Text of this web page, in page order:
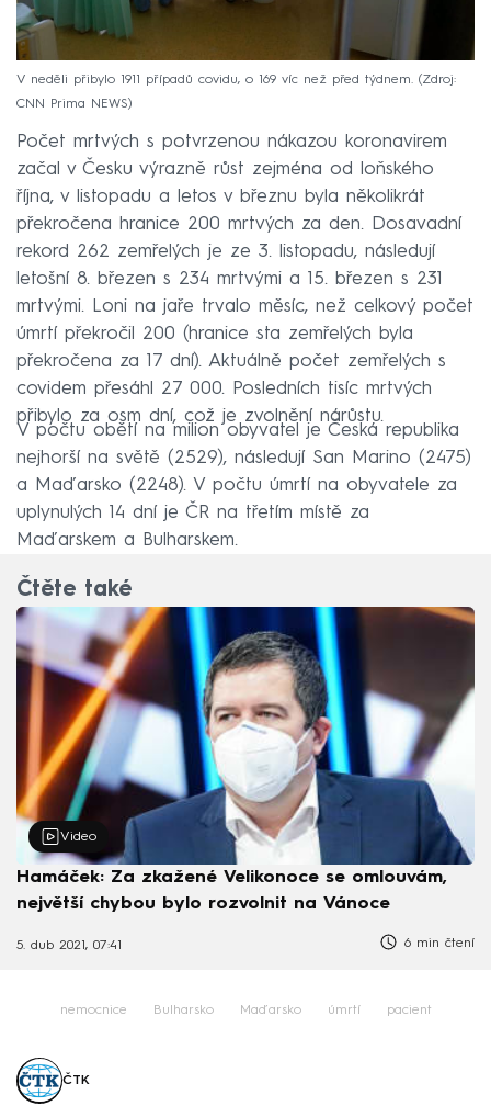
V neděli přibylo 1911 případů covidu, o 169 víc než před týdnem.
Zdroj:
CNN Prima NEWS
Počet mrtvých s potvrzenou nákazou koronavirem
začal v Česku výrazně růst zejména od loňského
října, v listopadu a letos v březnu byla několikrát
překročena hranice 200 mrtvých za den. Dosavadní
rekord 262 zemřelých je ze 3. listopadu, následují
letošní 8. březen s 234 mrtvými a 15. březen s 231
mrtvými. Loni na jaře trvalo měsíc, než celkový počet
úmrtí překročil 200 (hranice sta zemřelých byla
překročena za 17 dní). Aktuálně počet zemřelých s
covidem přesáhl 27 000. Posledních tisíc mrtvých
přibylo za osm dní, což je zvolnění nárůstu.
V počtu obětí na milion obyvatel je Česká republika
nejhorší na světě (2529), následují San Marino (2475)
a Maďarsko (2248). V počtu úmrtí na obyvatele za
uplynulých 14 dní je ČR na třetím místě za
Maďarskem a Bulharskem.
Čtěte také
Video
Hamáček: Za zkažené Velikonoce se omlouvám,
největší chybou bylo rozvolnit na Vánoce
5. dub 2021, 07:41 6 min čtení
nemocnice Bulharsko Maďarsko úmrtí pacient
ČTK